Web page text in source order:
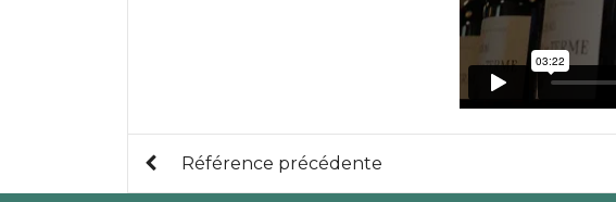
Référence précédente